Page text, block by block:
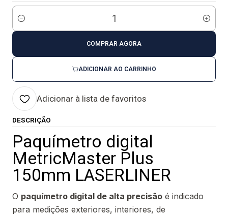
Quantidade
ADICIONAR AO CARRINHO
COMPRAR AGORA
Adicionar à lista de favoritos
DESCRIÇÃO
Paquímetro digital
MetricMaster Plus
150mm LASERLINER
O paquímetro digital de alta precisão é indicado
para medições exteriores, interiores, de